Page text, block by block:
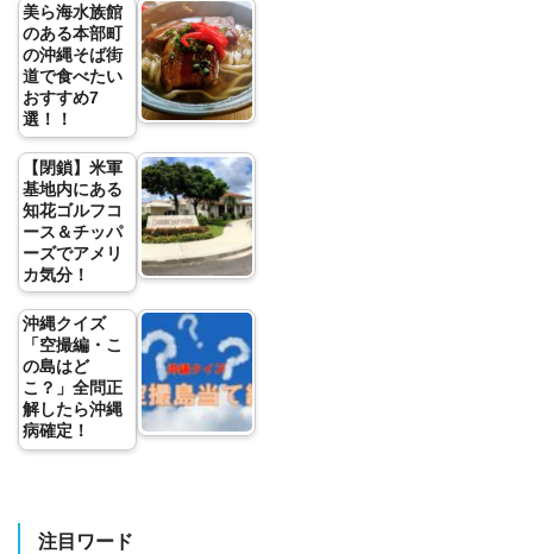
美ら海水族館
のある本部町
の沖縄そば街
道で食べたい
おすすめ7
選！！
【閉鎖】米軍
基地内にある
知花ゴルフコ
ース＆チッパ
ーズでアメリ
カ気分！
沖縄クイズ
「空撮編・こ
の島はど
こ？」全問正
解したら沖縄
病確定！
注目ワード